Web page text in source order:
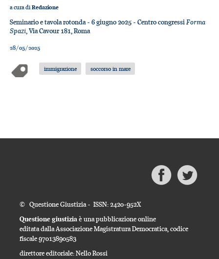
a cura di Redazione
Seminario e tavola rotonda - 6 giugno 2025 - Centro congressiForma
Spazi, Via Cavour 181, Roma
28/05/2025
immigrazione soccorso in mare
© Questione Giustizia - ISSN: 2420-952X
Questione giustizia è una pubblicazione online
editata dalla Associazione Magistratura Democratica, codice
fiscale 97013890583
direttore editoriale: Nello Rossi